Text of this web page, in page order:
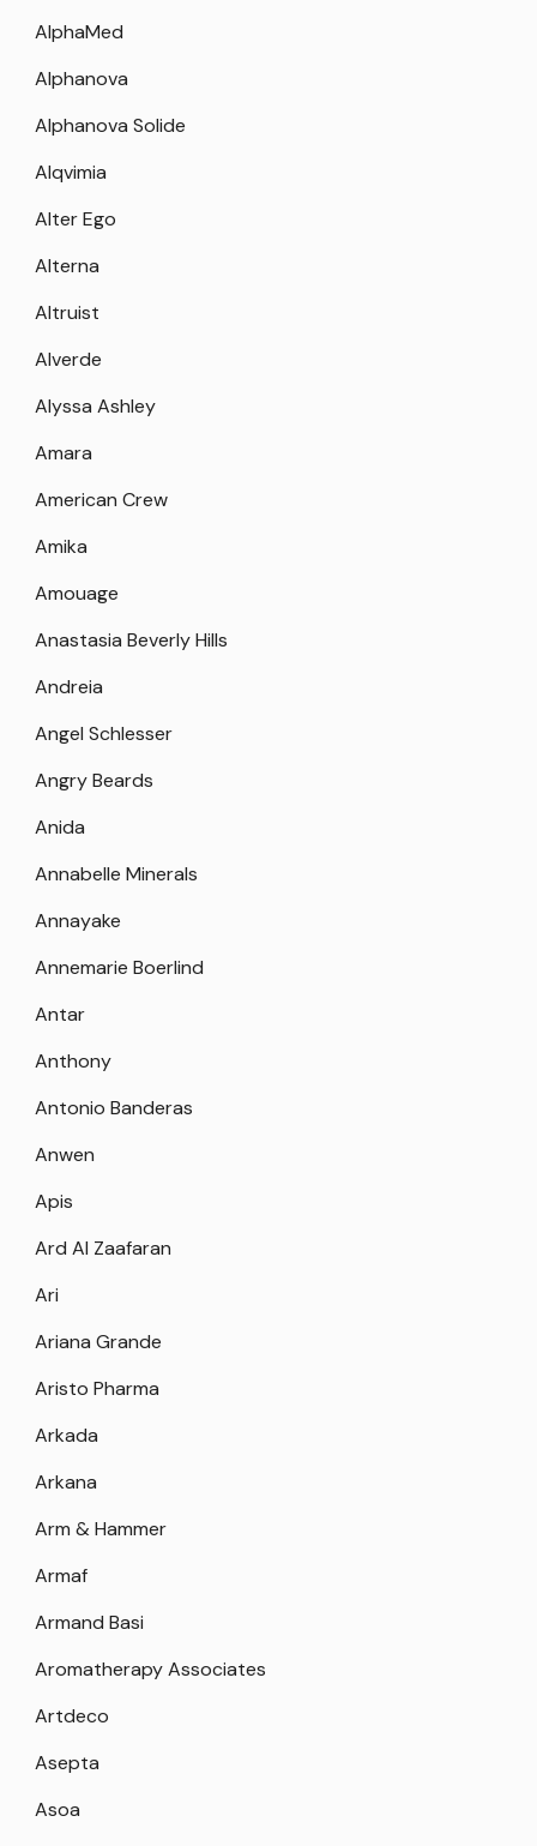
AlphaMed
Alphanova
Alphanova Solide
Alqvimia
Alter Ego
Alterna
Altruist
Alverde
Alyssa Ashley
Amara
American Crew
Amika
Amouage
Anastasia Beverly Hills
Andreia
Angel Schlesser
Angry Beards
Anida
Annabelle Minerals
Annayake
Annemarie Boerlind
Antar
Anthony
Antonio Banderas
Anwen
Apis
Ard Al Zaafaran
Ari
Ariana Grande
Aristo Pharma
Arkada
Arkana
Arm & Hammer
Armaf
Armand Basi
Aromatherapy Associates
Artdeco
Asepta
Asoa